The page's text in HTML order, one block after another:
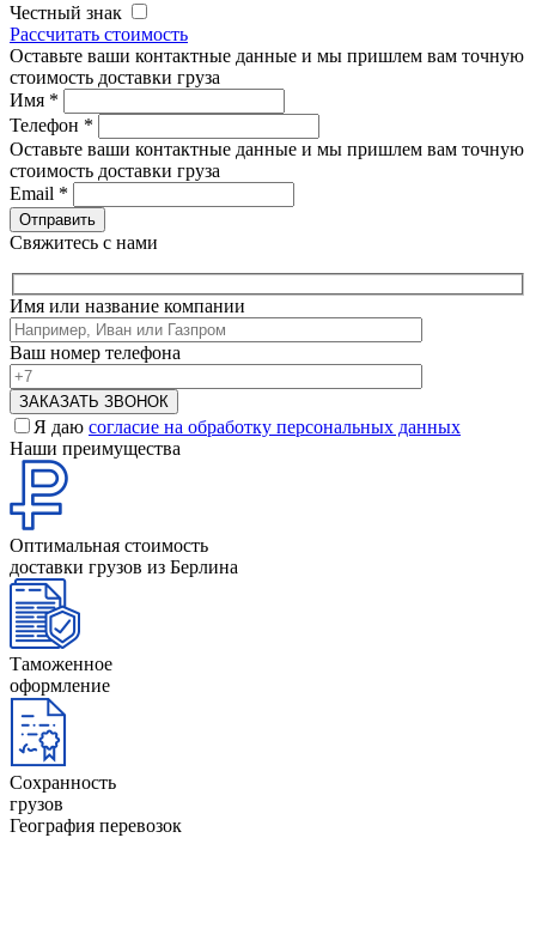
Честный знак
Рассчитать стоимость
Оставьте ваши контактные данные и мы пришлем вам точную
стоимость доставки груза
Имя *
Телефон *
Оставьте ваши контактные данные и мы пришлем вам точную
стоимость доставки груза
Email *
Свяжитесь с нами
Имя или название компании
Ваш номер телефона
Я даю согласие на обработку персональных данных
Наши преимущества
Оптимальная стоимость
доставки грузов из Берлина
Таможенное
оформление
Сохранность
грузов
География перевозок